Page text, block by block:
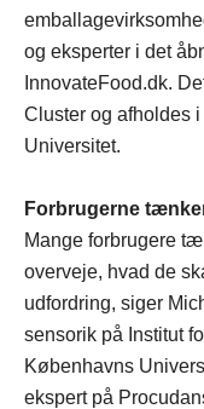
og eksperter i det
InnovateFood.dk.
Cluster og afholdes
Universitet.
Forbrugerne
Mange forbrugere
overveje, hvad de
udfordring, siger
sensorik på Institut
Københavns
ekspert på